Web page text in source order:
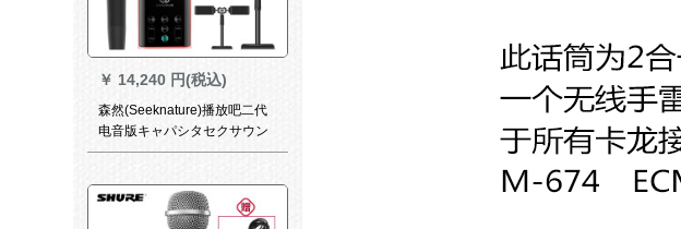
￥ 14,240 円(税込)
森然(Seeknature)播放吧二代
电音版キャパシタセクサウン
ドカード映写客快播呼麦录音K
7 Vサントラ版(赤)